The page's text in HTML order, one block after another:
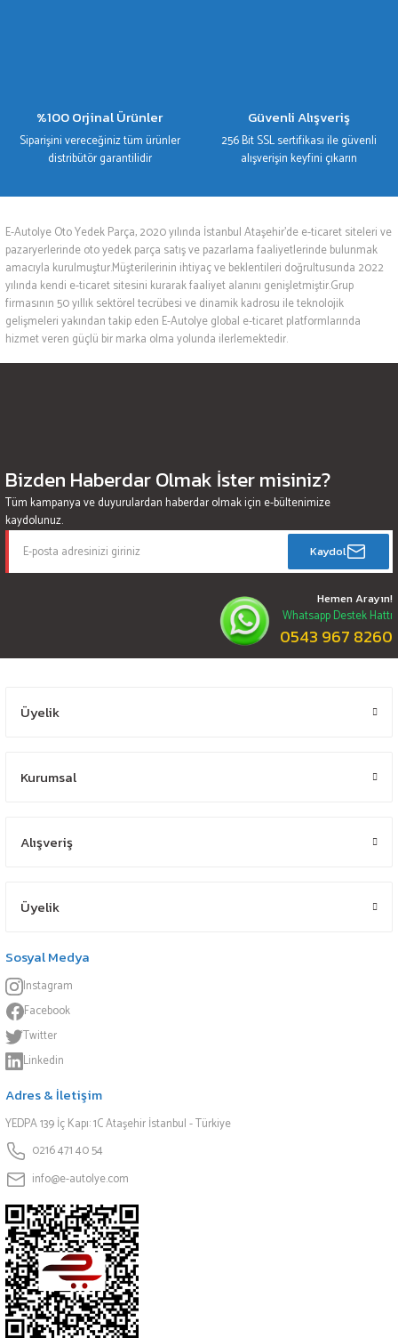
%100 Orjinal Ürünler
Siparişini vereceğiniz tüm ürünler
distribütör garantilidir
Güvenli Alışveriş
256 Bit SSL sertifikası ile güvenli
alışverişin keyfini çıkarın
E-Autolye Oto Yedek Parça, 2020 yılında İstanbul Ataşehir’de e-ticaret siteleri ve
pazaryerlerinde oto yedek parça satış ve pazarlama faaliyetlerinde bulunmak
amacıyla kurulmuştur.Müşterilerinin ihtiyaç ve beklentileri doğrultusunda 2022
yılında kendi e-ticaret sitesini kurarak faaliyet alanını genişletmiştir.Grup
firmasının 50 yıllık sektörel tecrübesi ve dinamik kadrosu ile teknolojik
gelişmeleri yakından takip eden E-Autolye global e-ticaret platformlarında
hizmet veren güçlü bir marka olma yolunda ilerlemektedir.
Bizden Haberdar Olmak İster misiniz?
Tüm kampanya ve duyurulardan haberdar olmak için e-bültenimize
kaydolunuz.
Kaydol
Hemen Arayın!
Whatsapp Destek Hattı
0543 967 8260
Üyelik
Kurumsal
Alışveriş
Üyelik
Sosyal Medya
Instagram
Facebook
Twitter
Linkedin
Adres & İletişim
YEDPA 139 İç Kapı: 1C Ataşehir İstanbul - Türkiye
0216 471 40 54
info@e-autolye.com